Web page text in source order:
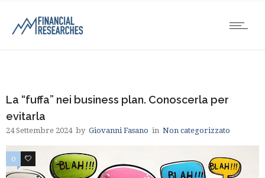
La “fuffa” nei business plan. Conoscerla per
evitarla
24 Settembre 2024 by Giovanni Fasano in Non categorizzato
0 0